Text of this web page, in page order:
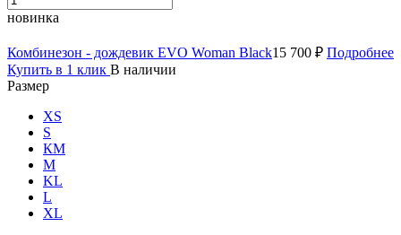
новинка
Комбинезон - дождевик EVO Woman Black15 700 ₽ Подробнее
Купить в 1 клик В наличии
Размер
XS
S
КМ
M
KL
L
XL